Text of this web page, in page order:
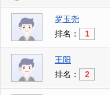
罗玉尧
排名：
1
王阳
排名：
2